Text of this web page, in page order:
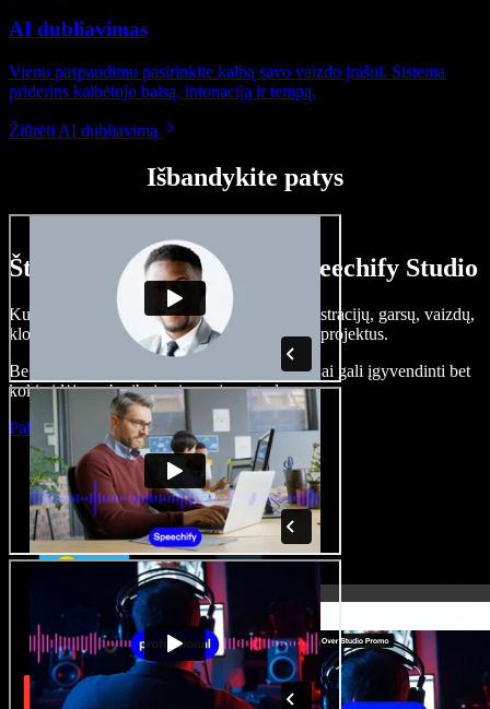
AI dubliavimas
Vienu paspaudimu pasirinkite kalbą savo vaizdo įrašui. Sistema
priderins kalbėtojo balsą, intonaciją ir tempą.
Žiūrėti AI dubliavimą
Išbandykite patys
Štai ką galite nuveikti su Speechify Studio
Kurkite įgarsinimus, pridėkite nemokamų iliustracijų, garsų, vaizdų,
klonuokite balsą – kurkite pilnus, įspūdingus projektus.
Be jokių mokymų ir viskas naršyklėje – kūrėjai gali įgyvendinti bet
kokią idėją, neberibojami senųjų metodų.
Paleisti studiją